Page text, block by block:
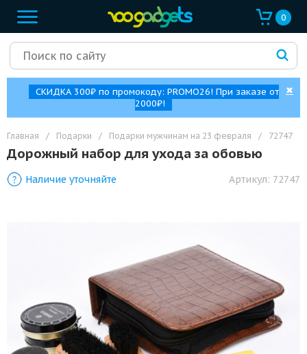
0
СКИДКА 300₽ по промокоду: PROMO26! При заказе от
2000₽!
✖
Главная / Подарки / Подарки мужчинам на 23 февраля / 72747
Дорожный набор для ухода за обовью
Наличие уточняйте Артикул: 72747